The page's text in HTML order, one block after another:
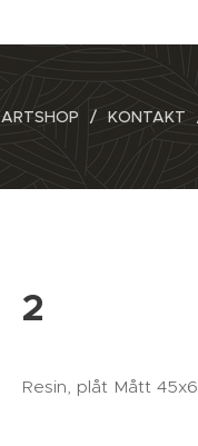
ARTSHOP KONTAKT
2
Resin, plåt Mått